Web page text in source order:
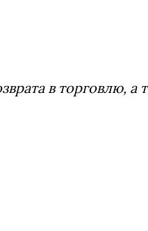
в торговлю, а